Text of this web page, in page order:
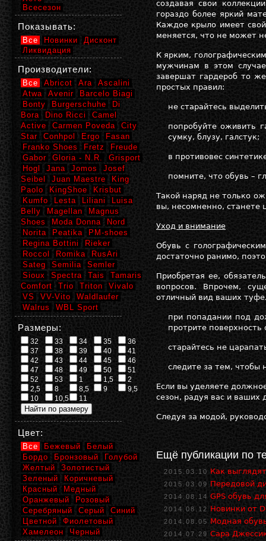
создавая свои
гораздо более яркий
Каждое крыло имеет
меняется, что не может
К ярким,
мужчинам в этом
завершат гардероб то
простых правил:
не старайтесь
попробуйте оживить
сумку, блузу, галстук;
в противовес
помните, что обувь –
Такой наряд не только
вы, несомненно, станете
Уход и внимание
Обувь с
достаточно ранимо,
Приобретая ее,
вопросов. Впрочем,
отличный вид ваших
при попадании под
протрите
старайтесь не
следите за тем, чтобы
Если вы уделяете
сезон, радуя вас и
Следуя за модой,
Ещё публикации по
2015.03.10 Как
2015.03.09 Передовой
2014.08.14 GPS обувь
2014.08.12 Новинки от
2014.08.05 Модная
2014.07.29 Сара
Всесезон
Показывать:
Все Новинки
Дисконт
Ликвидация
Производители:
Все Abricot Ara
Ascalini
Atwa
Avenir
Barcelo Biagi
Bonty
Burgerschuhe
Di
Bora
Dino Ricci
Camel
Active
Carmen Poveda
City
Star
Conhpol Ergo
Fasan
Franko Shoes
Fretz
Freude
Gabor
Gloria - N.R.
Grisport
Hogl
Jana Jomos
Josef
Seibel
Juan Maestre
King
Paolo
KingShoe
Krisbut
Kumfo
Lesta Liliani
Luisa
Belly
Magellan
Magnus
Shoes
Moda Donna
Nord
Norita
Peatika
PM-shoes
Regina Bottini
Rieker
Roccol
Romika
RusAri
Sateg
Semilia
Semler
Sioux
Spectra Tais
Tamaris
Comfort
Trio Triton
Vivalo
VS
VV-Vito
Waldlaufer
Walrus
WBL Sport
Размеры:
32 33 34 35
36
37
38 39 40
41
42
43 44 45
46
47
48 49 50
51
52
53 1 1,5
2
2,5
8 8,5 9
9,5
10
10,5 11
Цвет:
Все Бежевый
Белый
Бордо
Бронзовый
Голубой
Желтый
Золотистый
Зеленый
Коричневый
Красный
Медный
Оранжевый
Розовый
Серебряный
Серый
Синий
Цветной
Фиолетовый
Хамелеон
Черный